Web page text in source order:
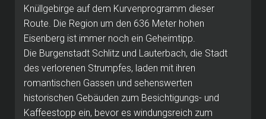
Knüllgebirge auf dem Kurvenprogramm dieser
Route. Die Region um den 636 Meter hohen
Eisenberg ist immer noch ein Geheimtipp.
Die Burgenstadt Schlitz und Lauterbach, die Stadt
des verlorenen Strumpfes, laden mit ihren
romantischen Gassen und sehenswerten
historischen Gebäuden zum Besichtigungs- und
Kaffeestopp ein, bevor es windungsreich zum